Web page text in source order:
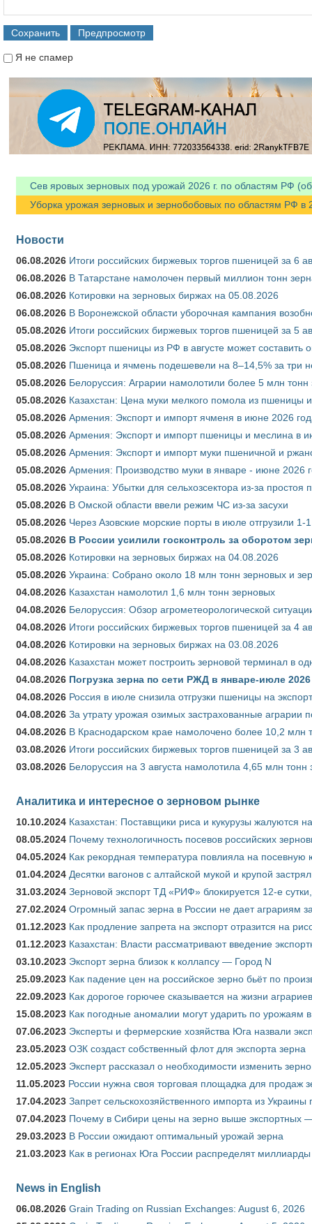
Я не спамер
Сев яровых зерновых под урожай 2026 г. по областям РФ
Уборка урожая зерновых и зернобобовых по областям РФ в
Новости
06.08.2026 Итоги российских биржевых торгов пшеницей за 6
06.08.2026 В Татарстане намолочен первый миллион тонн
06.08.2026 Котировки на зерновых биржах на 05.08.2026
06.08.2026 В Воронежской области уборочная кампания
05.08.2026 Итоги российских биржевых торгов пшеницей за 5
05.08.2026 Экспорт пшеницы из РФ в августе может составить
05.08.2026 Пшеница и ячмень подешевели на 8–14,5% за три
05.08.2026 Белоруссия: Аграрии намолотили более 5 млн тонн
05.08.2026 Казахстан: Цена муки мелкого помола из пшеницы
05.08.2026 Армения: Экспорт и импорт ячменя в июне 2026
05.08.2026 Армения: Экспорт и импорт пшеницы и меслина в
05.08.2026 Армения: Экспорт и импорт муки пшеничной и
05.08.2026 Армения: Производство муки в январе - июне 2026
05.08.2026 Украина: Убытки для сельхозсектора из-за простоя
05.08.2026 В Омской области ввели режим ЧС из-за засухи
05.08.2026 Через Азовские морские порты в июле отгрузили
05.08.2026 В России усилили госконтроль за оборотом
05.08.2026 Котировки на зерновых биржах на 04.08.2026
05.08.2026 Украина: Собрано около 18 млн тонн зерновых и
04.08.2026 Казахстан намолотил 1,6 млн тонн зерновых
04.08.2026 Белоруссия: Обзор агрометеорологической
04.08.2026 Итоги российских биржевых торгов пшеницей за 4
04.08.2026 Котировки на зерновых биржах на 03.08.2026
04.08.2026 Казахстан может построить зерновой терминал в
04.08.2026 Погрузка зерна по сети РЖД в январе-июле
04.08.2026 Россия в июле снизила отгрузки пшеницы на
04.08.2026 За утрату урожая озимых застрахованные аграрии
04.08.2026 В Краснодарском крае намолочено более 10,2 млн
03.08.2026 Итоги российских биржевых торгов пшеницей за 3
03.08.2026 Белоруссия на 3 августа намолотила 4,65 млн тонн
Аналитика и интересное о зерновом рынке
10.10.2024 Казахстан: Поставщики риса и кукурузы жалуются
08.05.2024 Почему технологичность посевов российских
04.05.2024 Как рекордная температура повлияла на
01.04.2024 Десятки вагонов с алтайской мукой и крупой
31.03.2024 Зерновой экспорт ТД «РИФ» блокируется 12-е
27.02.2024 Огромный запас зерна в России не дает аграриям
01.12.2023 Как продление запрета на экспорт отразится на
01.12.2023 Казахстан: Власти рассматривают введение
03.10.2023 Экспорт зерна близок к коллапсу — Город N
25.09.2023 Как падение цен на российское зерно бьёт по
22.09.2023 Как дорогое горючее сказывается на жизни аграриев
15.08.2023 Как погодные аномалии могут ударить по урожаям
07.06.2023 Эксперты и фермерские хозяйства Юга назвали
23.05.2023 ОЗК создаст собственный флот для экспорта зерна
12.05.2023 Эксперт рассказал о необходимости изменить
11.05.2023 России нужна своя торговая площадка для продаж
17.04.2023 Запрет сельскохозяйственного импорта из
07.04.2023 Почему в Сибири цены на зерно выше экспортных
29.03.2023 В России ожидают оптимальный урожай зерна
21.03.2023 Как в регионах Юга России распределят
News in English
06.08.2026 Grain Trading on Russian Exchanges: August 6, 2026